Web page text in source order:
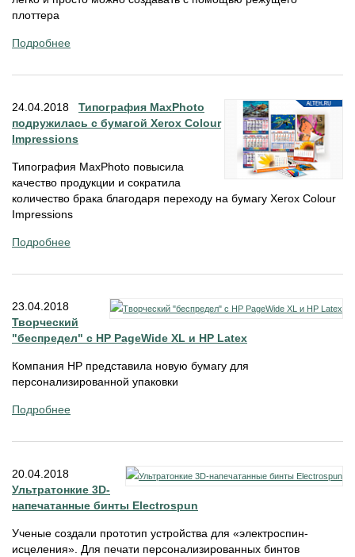
плоттера
Подробнее
24.04.2018 Типография MaxPhoto
подружилась с бумагой Xerox Colour
Impressions
Типография MaxPhoto повысила
качество продукции и сократила
количество брака благодаря переходу на бумагу Xerox Colour
Impressions
Подробнее
23.04.2018
Творческий
"беспредел" с HP PageWide XL и HP Latex
Компания HP представила новую бумагу для
персонализированной упаковки
Подробнее
20.04.2018
Ультратонкие 3D-
напечатанные бинты Electrospun
Ученые создали прототип устройства для «электроспин-
исцеления». Для печати персонализированных бинтов